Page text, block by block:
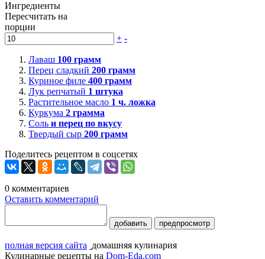
Ингредиенты
Пересчитать на
порции
+ -
Лаваш 100 грамм
Перец сладкий 200 грамм
Куриное филе 400 грамм
Лук репчатый 1 штука
Растительное масло 1 ч. ложка
Куркума 2 грамма
Соль и перец по вкусу
Твердый сыр 200 грамм
Поделитесь рецептом в соцсетях
0 комментариев
Оставить комментарий
добавить предпросмотр
полная версия сайта домашняя кулинария
Кулинарные рецепты на Dom-Eda.com